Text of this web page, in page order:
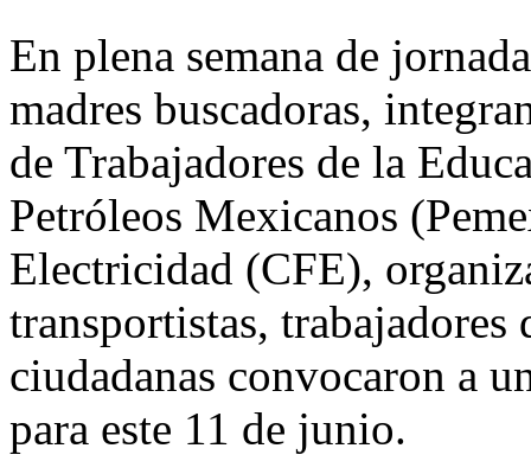
En plena semana de
madres buscadoras,
de Trabajadores de la
Petróleos Mexicanos
Electricidad (CFE),
transportistas, trabajadores
ciudadanas convocaron a
para este 11 de junio.